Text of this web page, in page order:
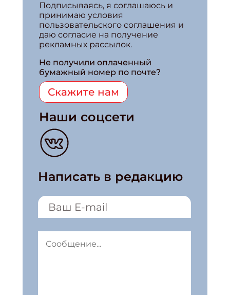
Подписываясь, я соглашаюсь и
принимаю условия
пользовательского соглашения и
даю согласие на получение
рекламных рассылок.
Не получили оплаченный
бумажный номер по почте?
Скажите нам
Наши соцсети
Написать в редакцию